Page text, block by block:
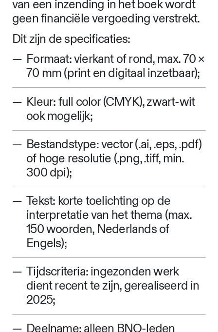
van een inzending in het boek wordt
geen financiële vergoeding verstrekt.
Dit zijn de specificaties:
Formaat: vierkant of rond, max. 70 ×
70 mm (print en digitaal inzetbaar);
Kleur: full color (CMYK), zwart-wit
ook mogelijk;
Bestandstype: vector (.ai, .eps, .pdf)
of hoge resolutie (.png, .tiff, min.
300 dpi);
Tekst: korte toelichting op de
interpretatie van het thema (max.
150 woorden, Nederlands of
Engels);
Tijdscriteria: ingezonden werk
dient recent te zijn, gerealiseerd in
2025;
Deelname: alleen BNO-leden